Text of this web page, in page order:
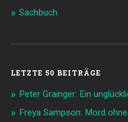
Sachbuch
LETZTE 50 BEITRÄGE
Peter Grainger: Ein
Freya Sampson: Mord